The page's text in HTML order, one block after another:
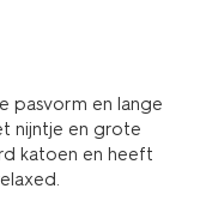
pasvorm en lange
nijntje en grote
katoen en heeft